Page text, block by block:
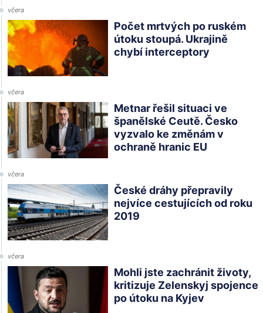
včera
Počet mrtvých po ruském
útoku stoupá. Ukrajině
chybí interceptory
včera
Metnar řešil situaci ve
španělské Ceutě. Česko
vyzvalo ke změnám v
ochraně hranic EU
včera
České dráhy přepravily
nejvíce cestujících od roku
2019
včera
Mohli jste zachránit životy,
kritizuje Zelenskyj spojence
po útoku na Kyjev